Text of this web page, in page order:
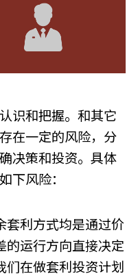
识和把握。和其它
在一定的风险，分
决策和投资。具体
下风险：
套利方式均是通过价
的运行方向直接决定
们在做套利投资计划